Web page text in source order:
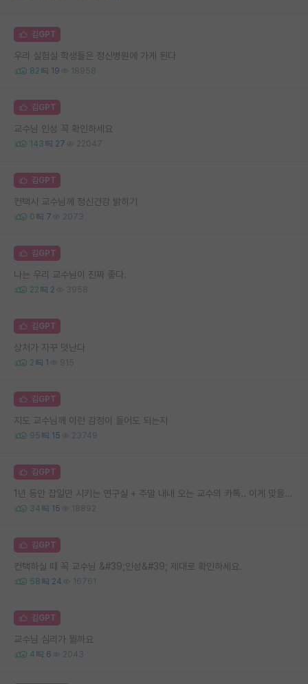
김GPT
우리 실험실 학생들은 정신병원에 가게 된다
82 19 18958
김GPT
교수님 인성 꼭 확인하세요
143 27 22047
김GPT
컨택시 교수님께 정신건강 밝히기
0 7 2073
김GPT
나는 우리 교수님이 진짜 좋다.
22 2 3958
김GPT
상처가 자꾸 덧난다
2 1 915
김GPT
지도 교수님께 이런 감정이 들어도 되는지
95 15 23749
김GPT
1년 동안 잡일만 시키는 연구실 + 주말 내내 오는 교수의 카톡.. 이게 맞을까요
34 15 18892
김GPT
컨택하실 때 꼭 교수님 &#39;인성&#39; 제대로 확인하세요.
58 24 16761
김GPT
교수님 심리가 뭘까요
4 6 2043